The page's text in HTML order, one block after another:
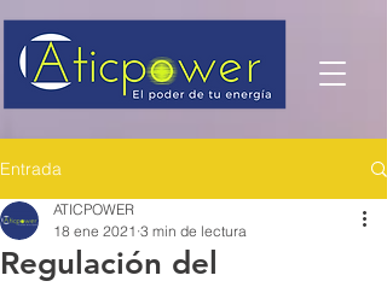
Entrada
Regulación del
ATICPOWER
18 ene 2021 3 min de lectura